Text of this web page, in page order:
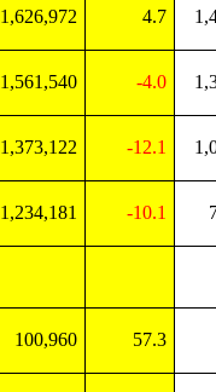
1,626,972 4.7
1,561,540 -4.0
1,373,122 -12.1
1,234,181 -10.1
100,960 57.3